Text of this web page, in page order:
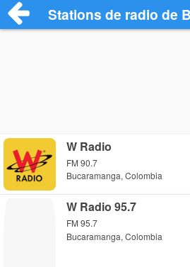
Stations de radio de
W Radio
FM 90.7
Bucaramanga, Colombia
W Radio 95.7
FM 95.7
Bucaramanga, Colombia